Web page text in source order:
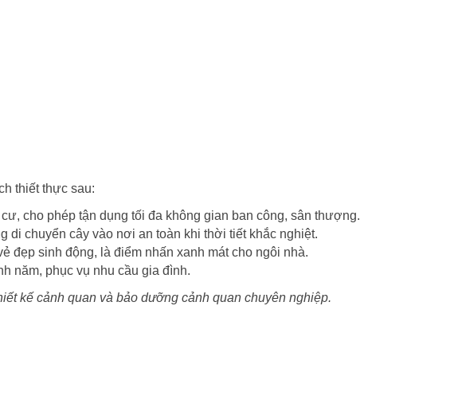
thiết thực sau:
cho phép tận dụng tối đa không gian ban công, sân thượng.
chuyển cây vào nơi an toàn khi thời tiết khắc nghiệt.
đẹp sinh động, là điểm nhấn xanh mát cho ngôi nhà.
năm, phục vụ nhu cầu gia đình.
kế cảnh quan và bảo dưỡng cảnh quan chuyên nghiệp.